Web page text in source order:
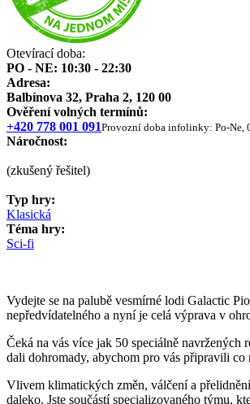
Otevírací doba:
PO - NE: 10:30 - 22:30
Adresa:
Balbínova 32, Praha 2, 120 00
Ověření volných termínů:
+420 778 001 091Provozní doba infolinky: Po-Ne,
Náročnost:
(zkušený řešitel)
Typ hry:
Klasická
Téma hry:
Sci-fi
Vydejte se na palubě vesmírné lodi Galactic
nepředvídatelného a nyní je celá výprava v
Čeká na vás více jak 50 speciálně
dali dohromady, abychom pro vás připravili co
Vlivem klimatických změn, válčení a
daleko. Jste součástí specializovaného týmu,